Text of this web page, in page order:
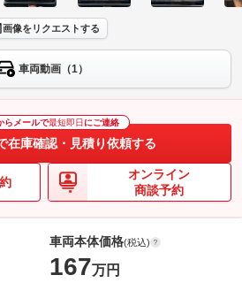
画像をリクエストする
車両動画（1）
らメールで最短即日 にご連絡
在庫確認・見積り依頼する
オンライン
商談予約
車両本体価格(税込)
167万円